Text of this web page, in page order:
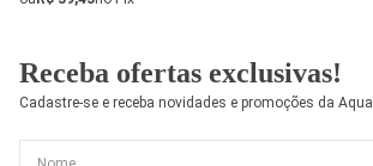
Receba ofertas exclusivas!
Cadastre-se e receba novidades e promoções da Aqua